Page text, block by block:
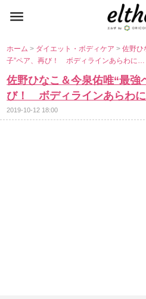
ホーム> ダイエット・ボディケア>佐野ひ
子”ペア、再び！ ボディラインあらわに
佐野ひなこ＆今泉佑唯“最強
び！ ボディラインあらわ
2019-10-12 18:00